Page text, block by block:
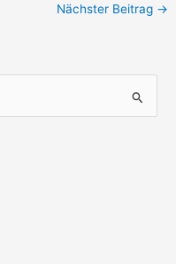
Nächster Beitrag →